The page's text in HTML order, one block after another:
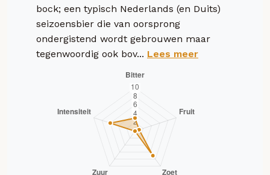
bock; een typisch Nederlands (en Duits)
seizoensbier die van oorsprong
ondergistend wordt gebrouwen maar
tegenwoordig ook bov... Lees meer